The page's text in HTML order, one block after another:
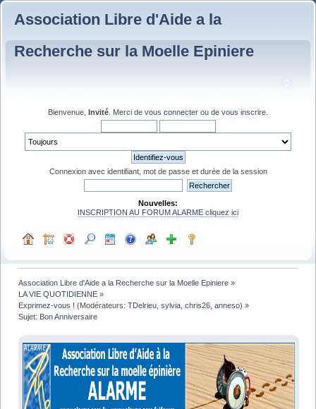
Association Libre d'Aide a la
Recherche sur la Moelle Epiniere
Bienvenue, Invité . Merci de vous connecter ou de vous inscrire
Connexion avec identifiant, mot de passe et durée de la session
Nouvelles:
INSCRIPTION AU FORUM ALARME cliquez ici
Association Libre d'Aide a la Recherche sur la Moelle Epiniere »
LA VIE QUOTIDIENNE »
Exprimez-vous ! (Modérateurs:TDelrieu ,sylvia ,chris26 ,anneso) »
Sujet: Bon Anniversaire